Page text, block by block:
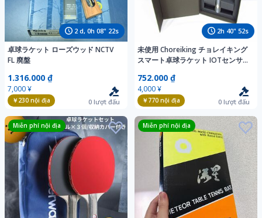
2 d, 0h 08" 20s
卓球ラケット ローズウッド NCTV
FL 廃盤
1.316.000 ₫
7,000 ¥
￥230nội địa 0 lượt đấu
2h 40" 50s
未使用 Choreiking チョレイキング
スマート卓球ラケット IOTセンサー
品◆7344
752.000 ₫
4,000 ¥
￥770nội địa 0 lượt đấu
Miễn phí nội địa Miễn phí nội địa